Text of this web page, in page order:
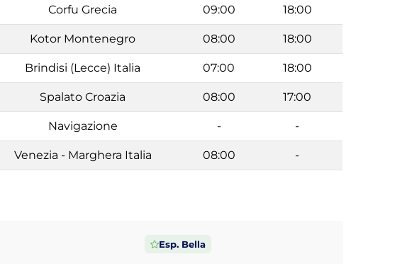
Corfu Grecia 09:00 18:00
Kotor Montenegro 08:00 18:00
Brindisi (Lecce) Italia 07:00 18:00
Spalato Croazia 08:00 17:00
Navigazione - -
Venezia - Marghera Italia 08:00 -
Esp. Bella